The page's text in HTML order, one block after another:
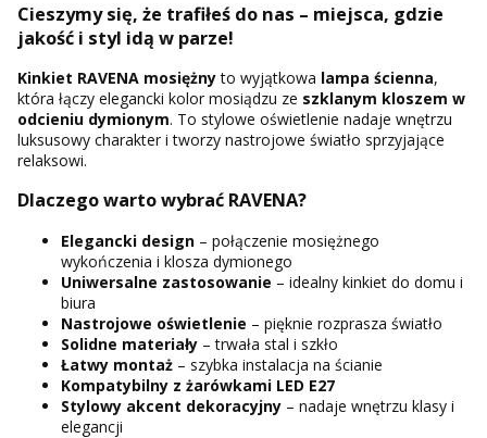
Cieszymy się, że trafiłeś do nas – miejsca, gdzie
jakość i styl idą w parze!
Kinkiet RAVENA mosiężnyto wyjątkowa lampa ścienna,
która łączy elegancki kolor mosiądzu ze szklanym kloszem w
odcieniu dymionym. To stylowe oświetlenie nadaje wnętrzu
luksusowy charakter i tworzy nastrojowe światło sprzyjające
relaksowi.
Dlaczego warto wybrać RAVENA?
Elegancki design – połączenie mosiężnego
wykończenia i klosza dymionego
Uniwersalne zastosowanie – idealny kinkiet do domu i
biura
Nastrojowe oświetlenie – pięknie rozprasza światło
Solidne materiały – trwała stal i szkło
Łatwy montaż – szybka instalacja na ścianie
Kompatybilny z żarówkami LED E27
Stylowy akcent dekoracyjny – nadaje wnętrzu klasy i
elegancji